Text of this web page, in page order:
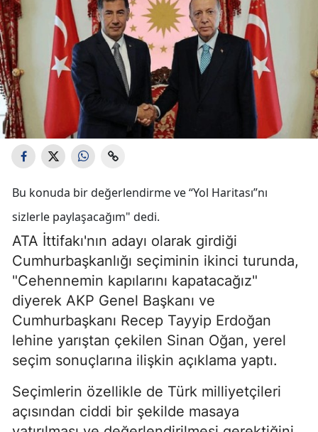
Bu konuda bir değerlendirme ve “Yol Haritası”nı
sizlerle paylaşacağım" dedi.
ATA İttifakı'nın adayı olarak girdiği
Cumhurbaşkanlığı seçiminin ikinci turunda,
"Cehennemin kapılarını kapatacağız"
diyerek AKP Genel Başkanı ve
Cumhurbaşkanı Recep Tayyip Erdoğan
lehine yarıştan çekilen Sinan Oğan, yerel
seçim sonuçlarına ilişkin açıklama yaptı.
Seçimlerin özellikle de Türk milliyetçileri
açısından ciddi bir şekilde masaya